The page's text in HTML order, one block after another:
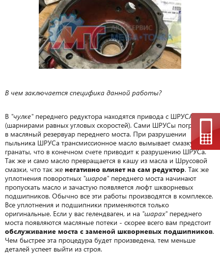
В чем заключается специфика данной работы?
В "чулке" переднего редуктора находятся привода с ШРУСАМи
(шарнирами равных угловых скоростей). Сами ШРУСы погружены
в масляный резервуар переднего моста. При разрушении
пыльника ШРУСа трансмиссионное масло вымывает смазку из
гранаты, что в конечном счете приводит к разрушению ШРУСа.
Так же и само масло превращается в кашу из масла и Шрусовой
смазки, что так же негативно влияет на сам редуктор. Так же
уплотнения поворотных "шаров" переднего моста начинают
пропускать масло и зачастую появляется люфт шкворневых
подшипников. Обычно все эти работы производятся в комплексе.
Все уплотнения и подшипники применяются только
оригинальные. Если у вас гелендваген, и на "шарах" переднего
моста появляются масляные потеки - скорее всего вам предстоит
обслуживание моста с заменой шкворневых подшипников.
Чем быстрее эта процедура будет произведена, тем меньше
деталей успеет выйти из строя.